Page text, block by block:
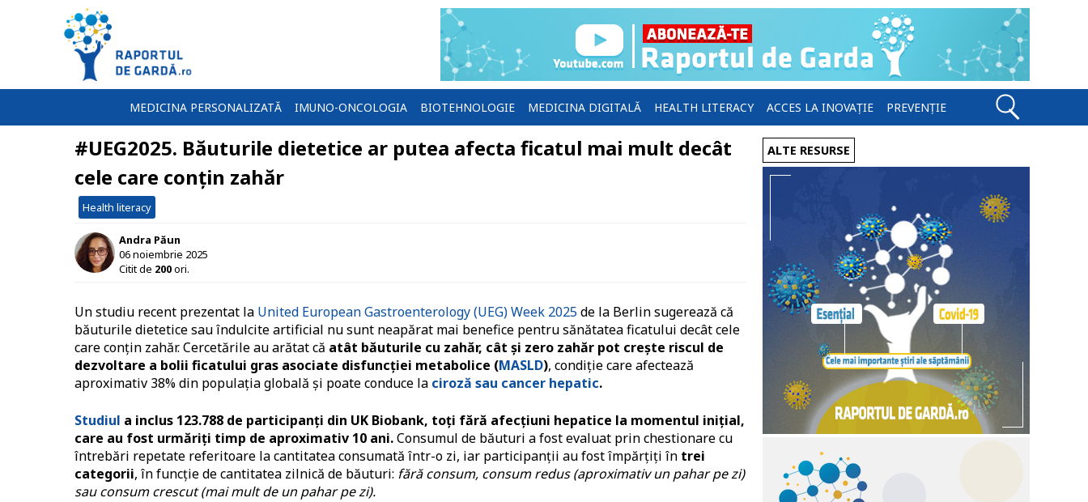
MEDICINA PERSONALIZATĂ IMUNO-ONCOLOGIA BIOTEHNOLOGIE MEDICINA DIGITALĂ HEALTH LITERACY ACCES LA INOVAȚIE PREVENȚIE
#UEG2025. Băuturile dietetice ar putea afecta ficatul mai mult decât
cele care conțin zahăr
Health literacy
Andra Păun
06 noiembrie 2025
Citit de 200ori.
Un studiu recent prezentat la United European Gastroenterology (UEG) Week 2025de la Berlin sugerează că
băuturile dietetice sau îndulcite artificial nu sunt neapărat mai benefice pentru sănătatea ficatului decât cele
care conțin zahăr. Cercetările au arătat că atât băuturile cu zahăr, cât și zero zahăr pot crește riscul de
dezvoltare a bolii ficatului gras asociate disfuncției metabolice (MASLD), condiție care afectează
aproximativ 38% din populația globală și poate conduce la ciroză sau cancer hepatic.
Studiul a inclus 123.788 de participanți din UK Biobank, toți fără afecțiuni hepatice la momentul inițial,
care au fost urmăriți timp de aproximativ 10 ani.Consumul de băuturi a fost evaluat prin chestionare cu
întrebări repetate referitoare la cantitatea consumată într-o zi, iar participanții au fost împărțiți în trei
categorii, în funcție de cantitatea zilnică de băuturi: fără consum, consum redus (aproximativ un pahar pe zi)
sau consum crescut (mai mult de un pahar pe zi).
ALTE RESURSE